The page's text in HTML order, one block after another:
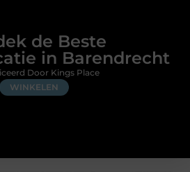
de Beste
in Barendrecht
WINKELEN
Door Kings Place